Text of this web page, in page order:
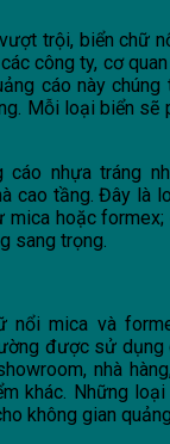
trội, biển chữ
công ty, cơ
cáo này
Mỗi loại biển sẽ
cáo nhựa tráng
cao tầng. Đây là
hoặc formex;
sang trọng.
nổi mica và
được sử dụng
nhà
khác. Những
không gian